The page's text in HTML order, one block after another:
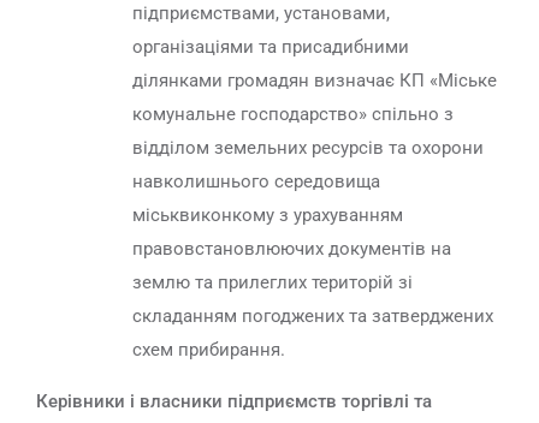
підприємствами, установами,
організаціями та присадибними
ділянками громадян визначає КП «Міське
комунальне господарство» спільно з
відділом земельних ресурсів та охорони
навколишнього середовища
міськвиконкому з урахуванням
правовстановлюючих документів на
землю та прилеглих територій зі
складанням погоджених та затверджених
схем прибирання.
Керівники і власники підприємств торгівлі та